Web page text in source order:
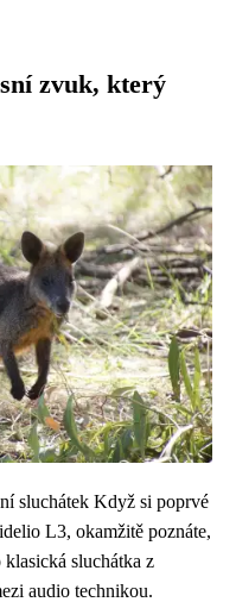
zvuk, který
sluchátek Když si poprvé
L3, okamžitě poznáte,
sluchátka z
audio technikou.